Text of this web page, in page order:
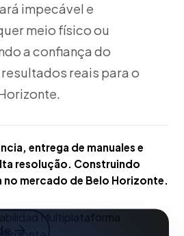
impecável e
meio físico ou
a confiança do
reais para o
entrega de manuales e
resolução. Construindo
mercado de Belo Horizonte.